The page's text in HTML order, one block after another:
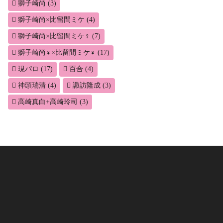
獅子崎尚 (3)
獅子崎尚×比留間ミケ (4)
獅子崎尚×比留間ミケ♀ (7)
獅子崎尚♀×比留間ミケ♀ (17)
現パロ (17) 百合 (4)
神頭瑞清 (4) 諏訪隆成 (3)
高崎真白+高崎玲司 (3)